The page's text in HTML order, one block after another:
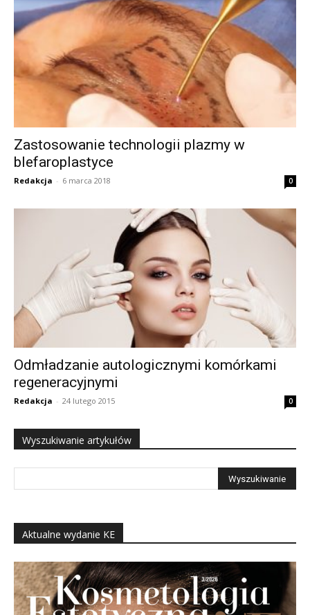
Zastosowanie technologii plazmy w
blefaroplastyce
Redakcja - 6 marca 2018 0
Odmładzanie autologicznymi komórkami
regeneracyjnymi
Redakcja - 24 lutego 2015 0
Wyszukiwanie artykułów
Aktualne wydanie KE